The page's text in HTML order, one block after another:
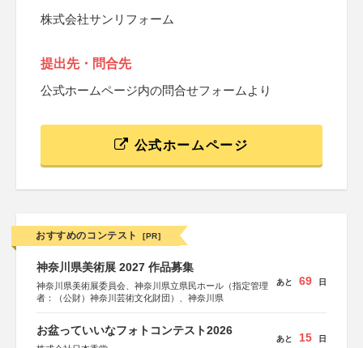
株式会社サンリフォーム
提出先・問合先
公式ホームページ内の問合せフォームより
公式ホームページ
おすすめのコンテスト [PR]
神奈川県美術展 2027 作品募集
神奈川県美術展委員会、神奈川県立県民ホール（指定管理
者：（公財）神奈川芸術文化財団）、神奈川県
あと 69 日
お盆っていいなフォトコンテスト2026
あと 15 日